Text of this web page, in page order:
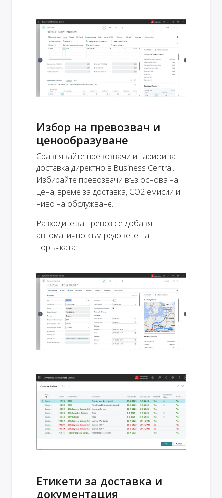
Избор на превозвач и
ценообразуване
Сравнявайте превозвачи и тарифи за
доставка директно в Business Central.
Избирайте превозвачи въз основа на
цена, време за доставка, CO2 емисии и
ниво на обслужване.
Разходите за превоз се добавят
автоматично към редовете на
поръчката.
Етикети за доставка и
документация